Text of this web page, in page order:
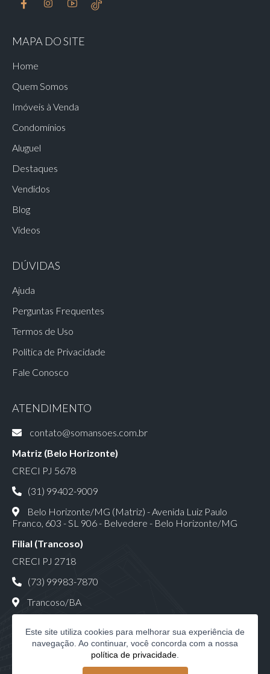
MAPA DO SITE
Home
Quem Somos
Imóveis à Venda
Condomínios
Aluguel
Destaques
Vendidos
Blog
Vídeos
DÚVIDAS
Ajuda
Perguntas Frequentes
Termos de Uso
Política de Privacidade
Fale Conosco
ATENDIMENTO
contato@somansoes.com.br
Matriz (Belo Horizonte)
CRECI PJ 5678
(31) 99402-9009
Belo Horizonte/MG (Matriz) - Avenida Luiz Paulo
Franco, 603 - SL 906 - Belvedere - Belo Horizonte/MG
Filial (Trancoso)
CRECI PJ 2718
(73) 99983-7870
Trancoso/BA
Este site utiliza cookies para melhorar sua experiência de
navegação. Ao continuar, você concorda com a nossa
política de privacidade